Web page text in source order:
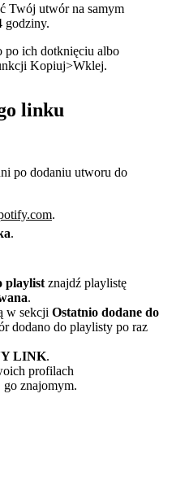
Twój utwór na samym
godziny.
po ich dotknięciu albo
Kopiuj>Wklej.
linku
po dodaniu utworu do
.
playlist znajdź playlistę
.
w sekcji Ostatnio dodane do
dodano do playlisty po raz
LINK.
profilach
go znajomym.